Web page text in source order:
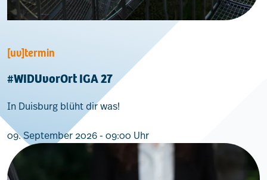
[uv]termin
#WIDUvorOrt IGA 27
In Duisburg blüht dir was!
09. September 2026 - 09:00 Uhr